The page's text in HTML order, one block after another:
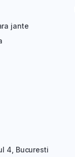
jante
4, Bucuresti